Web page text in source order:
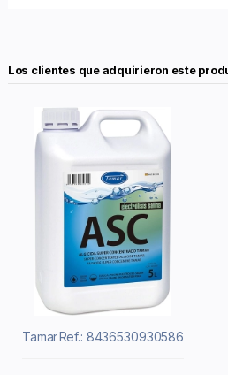
Los clientes que adquirieron este
TamarRef.: 8436530930586